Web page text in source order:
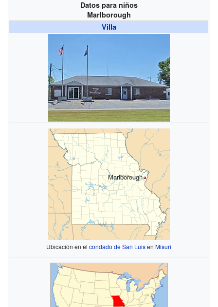
Datos para niños
Marlborough
Villa
Marlborough
Ubicación en elcondado de San LuisenMisuri